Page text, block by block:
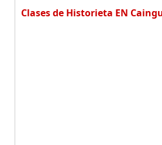
Clases de Historieta EN